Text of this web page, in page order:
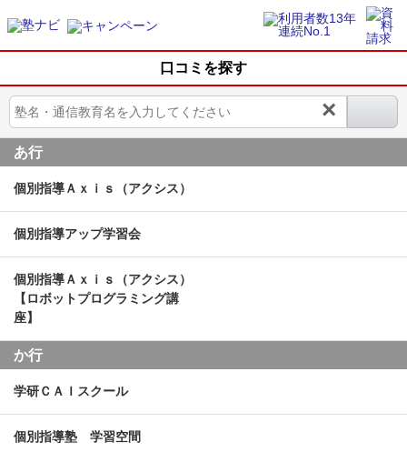
口コミを探す
×
あ行
個別指導Ａｘｉｓ（アクシス）
個別指導アップ学習会
個別指導Ａｘｉｓ（アクシス）
【ロボットプログラミング講
座】
か行
学研ＣＡＩスクール
個別指導塾 学習空間